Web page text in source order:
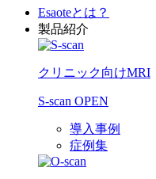
Esaoteとは？
製品紹介
クリニック向けMRI
S-scan OPEN
導入事例
症例集